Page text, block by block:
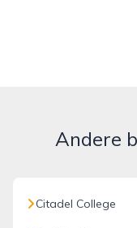
Andere
Citadel College